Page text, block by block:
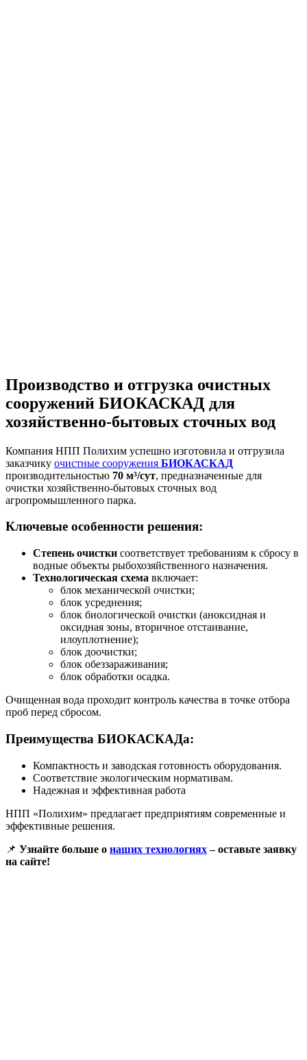
Производство и отгрузка очистных
сооружений БИОКАСКАД для
хозяйственно-бытовых сточных вод
Компания НПП Полихим успешно изготовила и отгрузила
заказчику очистные сооружения БИОКАСКАД
производительностью 70 м³/сут, предназначенные для
очистки хозяйственно-бытовых сточных вод
агропромышленного парка.
Ключевые особенности решения:
Степень очистки соответствует требованиям к сбросу в
водные объекты рыбохозяйственного назначения.
Технологическая схема включает:
блок механической очистки;
блок усреднения;
блок биологической очистки (аноксидная и
оксидная зоны, вторичное отстаивание,
илоуплотнение);
блок доочистки;
блок обеззараживания;
блок обработки осадка.
Очищенная вода проходит контроль качества в точке отбора
проб перед сбросом.
Преимущества БИОКАСКАДа:
Компактность и заводская готовность оборудования.
Соответствие экологическим нормативам.
Надежная и эффективная работа
НПП «Полихим» предлагает предприятиям современные и
эффективные решения.
📌 Узнайте больше о наших технологиях– оставьте заявку
на сайте!